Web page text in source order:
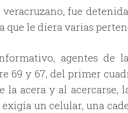
fue
que le diera varias
agentes de
69 y 67, del primer
acera y al acercarse,
un celular, una